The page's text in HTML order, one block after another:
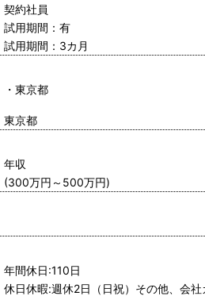
契約社員
試用期間：有
試用期間：3カ月
東京都
東京都
年収
(300万円～500万円)
年間休日:110日
休日休暇:週休2日（日祝）その他、会